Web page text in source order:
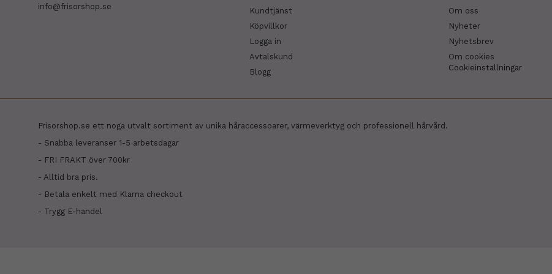
info@frisorshop.se
Kundtjänst
Köpvillkor
Logga in
Avtalskund
Blogg
Om oss
Nyheter
Nyhetsbrev
Om cookies
Cookieinställningar
Frisorshop.se ett noga utvalt sortiment av unika håraccessoarer, värmeverktyg och professionell hårvård.
- Snabba leveranser 1-5 arbetsdagar
- FRI FRAKT över 700kr
- Alltid bra pris.
- Betala enkelt med Klarna checkout
- Trygg E-handel